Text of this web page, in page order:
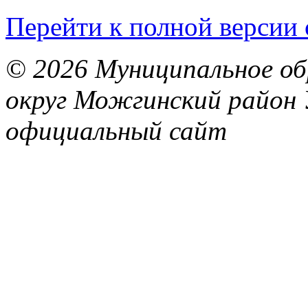
Перейти к полной версии
© 2026 Муниципальное
округ Можгинский район
официальный сайт